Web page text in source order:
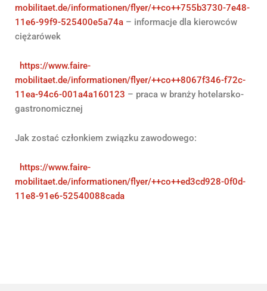
mobilitaet.de/informationen/flyer/++co++755b3730-7e48-
11e6-99f9-525400e5a74a – informacje dla kierowców
ciężarówek
https://www.faire-
mobilitaet.de/informationen/flyer/++co++8067f346-f72c-
11ea-94c6-001a4a160123 – praca w branży hotelarsko-
gastronomicznej
Jak zostać członkiem związku zawodowego:
https://www.faire-
mobilitaet.de/informationen/flyer/++co++ed3cd928-0f0d-
11e8-91e6-52540088cada